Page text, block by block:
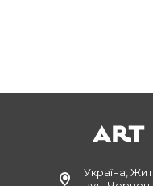
Україна,